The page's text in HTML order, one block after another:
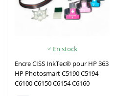
En stock
Encre CISS InkTec® pour HP 363
HP Photosmart C5190 C5194
C6100 C6150 C6154 C6160